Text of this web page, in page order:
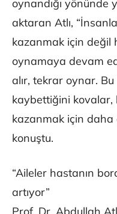
oynandığı yönünde
aktaran Atlı,
kazanmak için değil
oynamaya devam
alır, tekrar oynar. Bu
kaybettiğini kovalar,
kazanmak için daha
konuştu.
“Aileler hastanın
artıyor”